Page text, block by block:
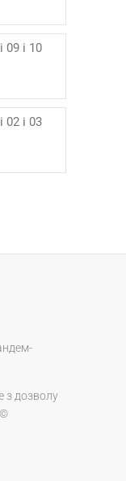
і 10
і 03
з дозволу